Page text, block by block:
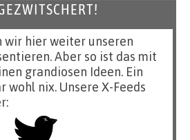
wir hier weiter unseren
Aber so ist das mit
grandiosen Ideen. Ein
wohl nix. Unsere X-Feeds